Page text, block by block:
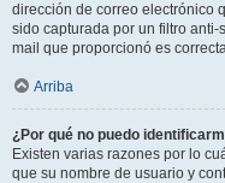
dirección de correo electrónico
sido capturada por un filtro
mail que proporcionó es
Arriba
¿Por qué no puedo
Existen varias razones por lo
que su nombre de usuario y